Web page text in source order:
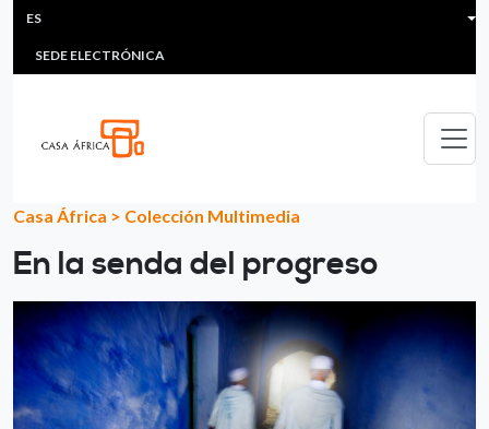
Pasar al contenido principal
HEADER MENU
MULTIMEDIA
SEDE ELECTRÓNICA
ES
Casa África > Colección Multimedia
En la senda del progreso